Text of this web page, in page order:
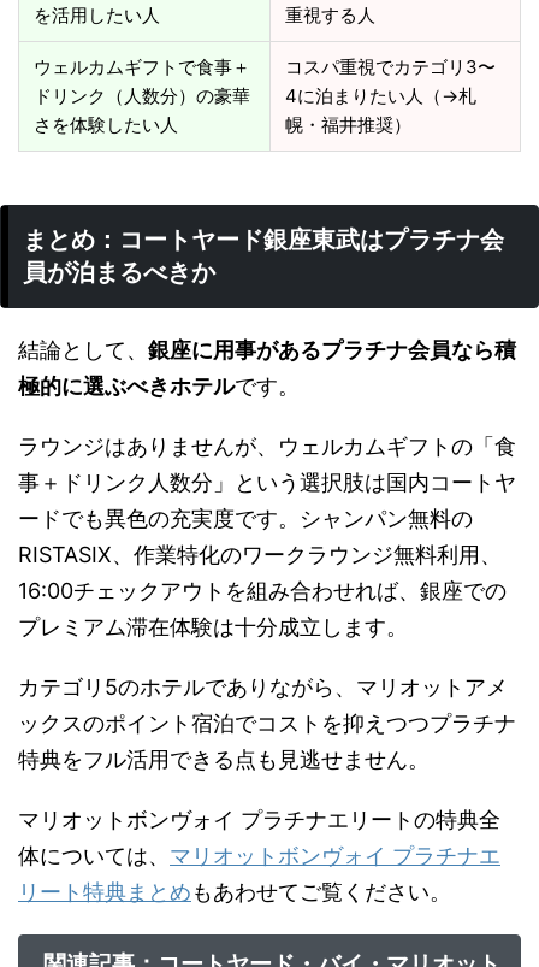
を活用したい人
重視する人
ウェルカムギフトで食事＋
ドリンク（人数分）の豪華
さを体験したい人
コスパ重視でカテゴリ3〜
4に泊まりたい人（→札
幌・福井推奨）
まとめ：コートヤード銀座東武はプラチナ会
員が泊まるべきか
結論として、 銀座に用事があるプラチナ会員なら積
極的に選ぶべきホテルです。
ラウンジはありませんが、ウェルカムギフトの「食
事＋ドリンク人数分」という選択肢は国内コートヤ
ードでも異色の充実度です。シャンパン無料の
RISTASIX、作業特化のワークラウンジ無料利用、
16:00チェックアウトを組み合わせれば、銀座での
プレミアム滞在体験は十分成立します。
カテゴリ5のホテルでありながら、マリオットアメ
ックスのポイント宿泊でコストを抑えつつプラチナ
特典をフル活用できる点も見逃せません。
マリオットボンヴォイ プラチナエリートの特典全
体については、 マリオットボンヴォイ プラチナエ
リート特典まとめもあわせてご覧ください。